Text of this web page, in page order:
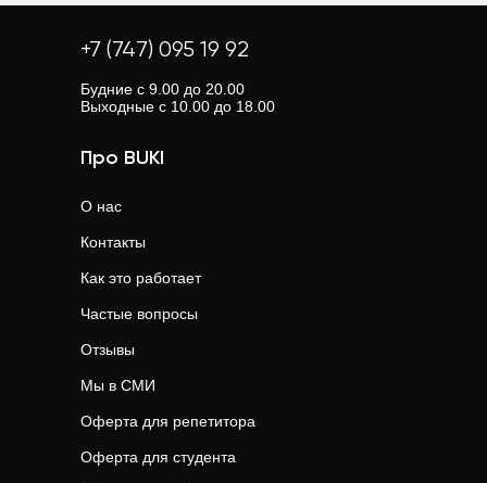
+7 (747) 095 19 92
Будние с 9.00 до 20.00
Выходные с 10.00 до 18.00
Про BUKI
О нас
Контакты
Как это работает
Частые вопросы
Отзывы
Мы в СМИ
Оферта для репетитора
Оферта для студента